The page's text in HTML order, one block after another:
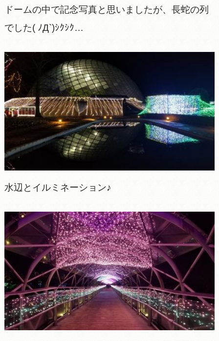
ドームの中で記念写真と思いましたが、長蛇の列
でした( ﾉД`)ｼｸｼｸ…
水辺とイルミネーション♪